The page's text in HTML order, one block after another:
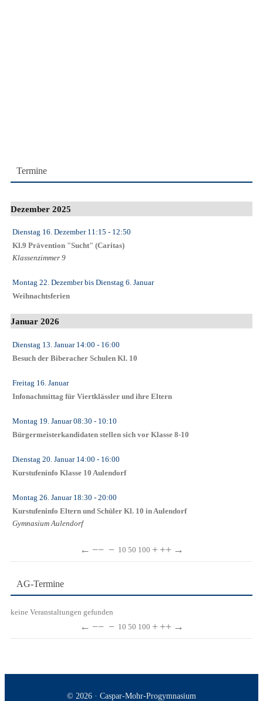
Termine
Dezember 2025
Dienstag 16. Dezember11:15 - 12:50
Kl.9 Prävention "Sucht" (Caritas)
Klassenzimmer 9
Montag 22. Dezemberbis Dienstag 6. Januar
Weihnachtsferien
Januar 2026
Dienstag 13. Januar14:00 - 16:00
Besuch der Biberacher Schulen Kl. 10
Freitag 16. Januar
Infonachmittag für Viertklässler und ihre Eltern
Montag 19. Januar08:30 - 10:10
Bürgermeisterkandidaten stellen sich vor Klasse 8-10
Dienstag 20. Januar14:00 - 16:00
Kurstufeninfo Klasse 10 Aulendorf
Montag 26. Januar18:30 - 20:00
Kurstufeninfo Eltern und Schüler Kl. 10 in Aulendorf
Gymnasium Aulendorf
← −− − 10 50 100 + ++ →
AG-Termine
keine Veranstaltungen gefunden
← −− − 10 50 100 + ++ →
© 2026 · Caspar-Mohr-Progymnasium